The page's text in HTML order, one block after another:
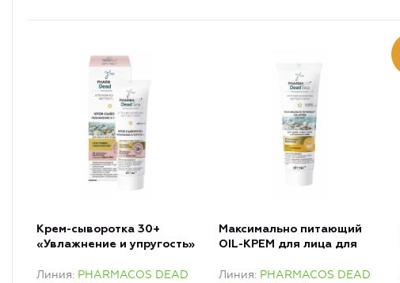
Крем-сыворотка 30+
«Увлажнение и упругость»
вокруг глаз
Линия PHARMACOS DEAD
Максимально питающий
OIL-КРЕМ для лица для
атопичной кожи
Линия PHARMACOS DEAD